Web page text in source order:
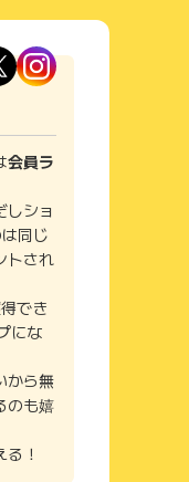
会員ラ
しショ
同じ
トされ
でき
にな
から無
のも嬉
！